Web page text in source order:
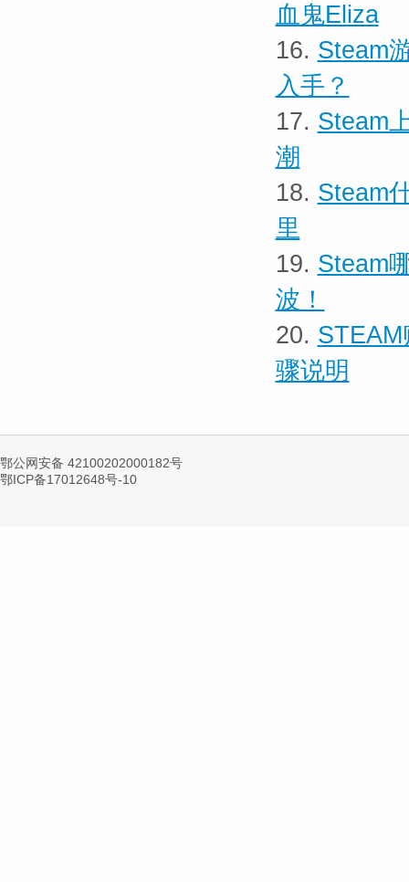
血鬼Eliza
16. Steam
入手？
17. Steam
潮
18. Steam
里
19. Steam
波！
20.
骤说明
鄂公网安备 42100202000182号
鄂ICP备17012648号-10